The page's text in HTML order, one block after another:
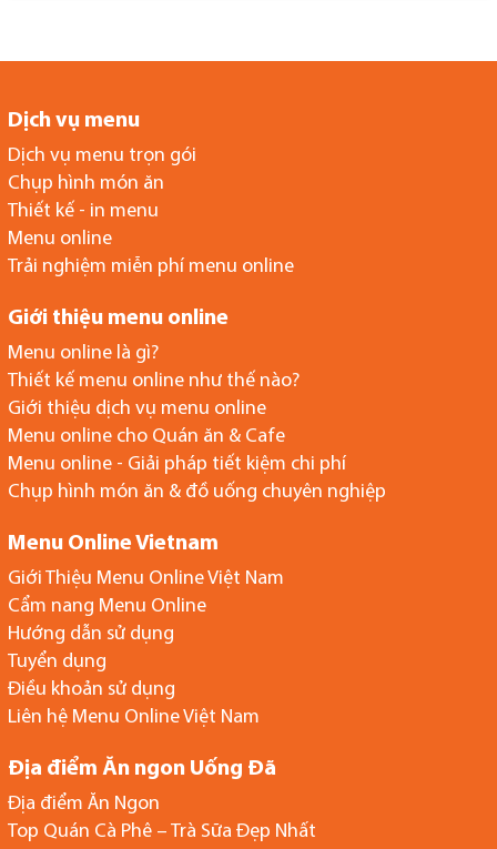
Dịch vụ menu
Dịch vụ menu trọn gói
Chụp hình món ăn
Thiết kế - in menu
Menu online
Trải nghiệm miễn phí menu online
Giới thiệu menu online
Menu online là gì?
Thiết kế menu online như thế nào?
Giới thiệu dịch vụ menu online
Menu online cho Quán ăn & Cafe
Menu online - Giải pháp tiết kiệm chi phí
Chụp hình món ăn & đồ uống chuyên nghiệp
Menu Online Vietnam
Giới Thiệu Menu Online Việt Nam
Cẩm nang Menu Online
Hướng dẫn sử dụng
Tuyển dụng
Điều khoản sử dụng
Liên hệ Menu Online Việt Nam
Địa điểm Ăn ngon Uống Đã
Địa điểm Ăn Ngon
Top Quán Cà Phê – Trà Sữa Đẹp Nhất